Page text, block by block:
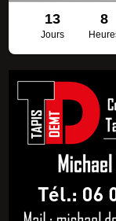
13 8
Jours